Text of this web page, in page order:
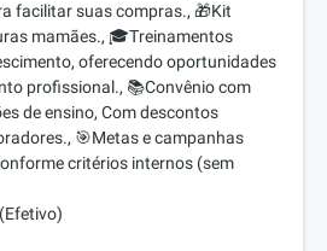
facilitar suas compras., 🎁Kit
mamães., 🎓Treinamentos
oferecendo oportunidades
profissional., 📚Convênio com
de ensino, Com descontos
🎯Metas e campanhas
critérios internos (sem